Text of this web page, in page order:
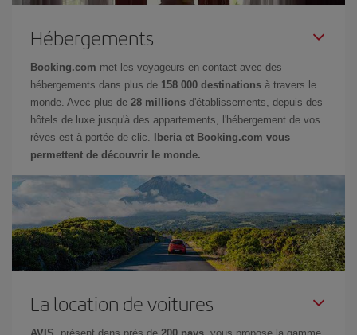
Hébergements
Booking.com met les voyageurs en contact avec des
hébergements dans plus de 158 000 destinations à travers le
monde. Avec plus de 28 millions d'établissements, depuis des
hôtels de luxe jusqu'à des appartements, l'hébergement de vos
rêves est à portée de clic.
Iberia et Booking.com vous
permettent de découvrir le monde.
La location de voitures